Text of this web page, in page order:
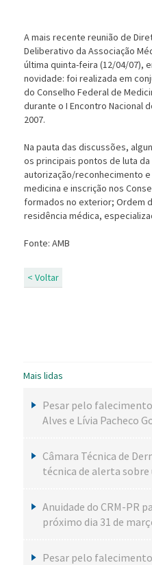
A mais recente reunião de
Deliberativo da Associação
última quinta-feira (12/04/07),
novidade: foi realizada em
do Conselho Federal de
durante o I Encontro Nacional
2007.
Na pauta das discussões,
os principais pontos de luta
autorização/reconhecimento
medicina e inscrição nos
formados no exterior; Ordem
residência médica,
Fonte: AMB
< Voltar
Mais lidas
Pesar pelo
Alves e Lívia Pacheco
Câmara Técnica de
técnica de alerta
Anuidade do CRM-PR
próximo dia 31 de
Pesar pelo